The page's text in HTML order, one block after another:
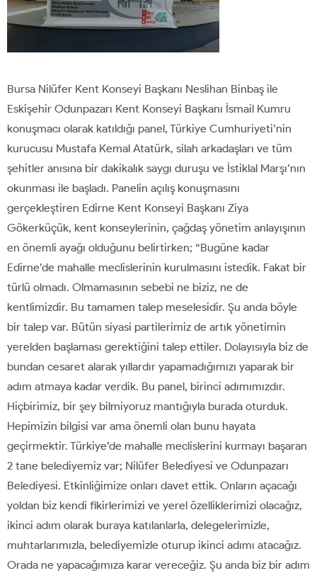
Bursa Nilüfer Kent Konseyi Başkanı Neslihan Binbaş ile
Eskişehir Odunpazarı Kent Konseyi Başkanı İsmail Kumru
konuşmacı olarak katıldığı panel, Türkiye Cumhuriyeti’nin
kurucusu Mustafa Kemal Atatürk, silah arkadaşları ve tüm
şehitler anısına bir dakikalık saygı duruşu ve İstiklal Marşı’nın
okunması ile başladı. Panelin açılış konuşmasını
gerçekleştiren Edirne Kent Konseyi Başkanı Ziya
Gökerküçük, kent konseylerinin, çağdaş yönetim anlayışının
en önemli ayağı olduğunu belirtirken; “Bugüne kadar
Edirne’de mahalle meclislerinin kurulmasını istedik. Fakat bir
türlü olmadı. Olmamasının sebebi ne biziz, ne de
kentlimizdir. Bu tamamen talep meselesidir. Şu anda böyle
bir talep var. Bütün siyasi partilerimiz de artık yönetimin
yerelden başlaması gerektiğini talep ettiler. Dolayısıyla biz de
bundan cesaret alarak yıllardır yapamadığımızı yaparak bir
adım atmaya kadar verdik. Bu panel, birinci adımımızdır.
Hiçbirimiz, bir şey bilmiyoruz mantığıyla burada oturduk.
Hepimizin bilgisi var ama önemli olan bunu hayata
geçirmektir. Türkiye’de mahalle meclislerini kurmayı başaran
2 tane belediyemiz var; Nilüfer Belediyesi ve Odunpazarı
Belediyesi. Etkinliğimize onları davet ettik. Onların açacağı
yoldan biz kendi fikirlerimizi ve yerel özelliklerimizi olacağız,
ikinci adım olarak buraya katılanlarla, delegelerimizle,
muhtarlarımızla, belediyemizle oturup ikinci adımı atacağız.
Orada ne yapacağımıza karar vereceğiz. Şu anda biz bir adım